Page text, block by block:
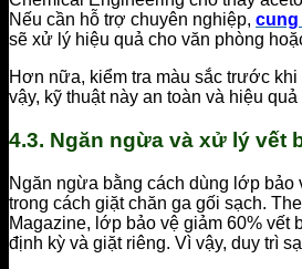
Nếu cần hỗ trợ chuyên nghiệp, cung
sẽ xử lý hiệu quả cho văn phòng
Hơn nữa, kiểm tra màu sắc trước
vậy, kỹ thuật này an toàn và hiệu
4.3. Ngăn ngừa và xử lý vết
Ngăn ngừa bằng cách dùng lớp bảo
trong cách giặt chăn ga gối sạch.
Magazine, lớp bảo vệ giảm 60% vết
định kỳ và giặt riêng. Vì vậy, duy trì